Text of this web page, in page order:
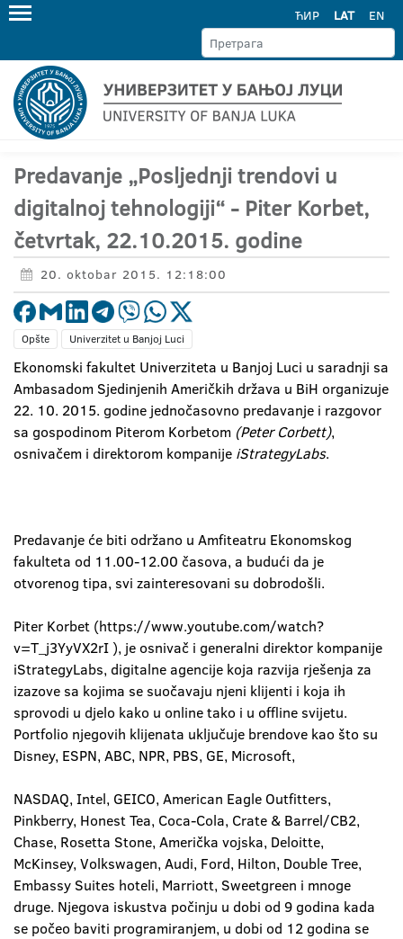
ЋИР LAT EN
Predavanje „Posljednji trendovi u
digitalnoj tehnologiji“ - Piter Korbet,
četvrtak, 22.10.2015. godine
20. oktobar 2015. 12:18:00
Opšte Univerzitet u Banjoj Luci
Ekonomski fakultet Univerziteta u Banjoj Luci u saradnji sa
Ambasadom Sjedinjenih Američkih država u BiH organizuje
22. 10. 2015. godine jednočasovno predavanje i razgovor
sa gospodinom Piterom Korbetom (Peter Corbett),
osnivačem i direktorom kompanije iStrategyLabs.
Predavanje će biti održano u Amfiteatru Ekonomskog
fakulteta od 11.00-12.00 časova, a budući da je
otvorenog tipa, svi zainteresovani su dobrodošli.
Piter Korbet (https://www.youtube.com/watch?
v=T_j3YyVX2rI ), je osnivač i generalni direktor kompanije
iStrategyLabs, digitalne agencije koja razvija rješenja za
izazove sa kojima se suočavaju njeni klijenti i koja ih
sprovodi u djelo kako u online tako i u offline svijetu.
Portfolio njegovih klijenata uključuje brendove kao što su
Disney, ESPN, ABC, NPR, PBS, GE, Microsoft,
NASDAQ, Intel, GEICO, American Eagle Outfitters,
Pinkberry, Honest Tea, Coca-Cola, Crate & Barrel/CB2,
Chase, Rosetta Stone, Američka vojska, Deloitte,
McKinsey, Volkswagen, Audi, Ford, Hilton, Double Tree,
Embassy Suites hoteli, Marriott, Sweetgreen i mnoge
druge. Njegova iskustva počinju u dobi od 9 godina kada
se počeo baviti programiranjem, u dobi od 12 godina se